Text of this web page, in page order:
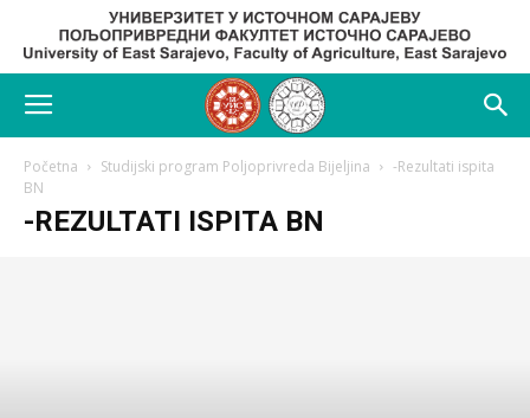
Početna Studijski program Poljoprivreda Bijeljina
-Rezultati ispita
BN
-REZULTATI ISPITA BN